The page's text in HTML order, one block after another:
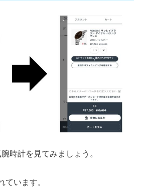
時計を見てみましょう。
ています。